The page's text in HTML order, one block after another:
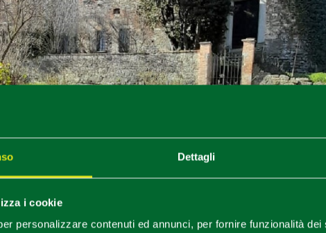
Dettagli
i cookie
personalizzare contenuti ed annunci, per fornire funzionalità